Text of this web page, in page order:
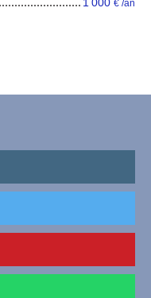
€ /an